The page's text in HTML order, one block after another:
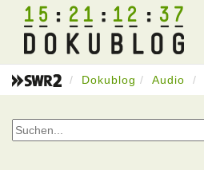
15 21 12 37
Dokublog Audio